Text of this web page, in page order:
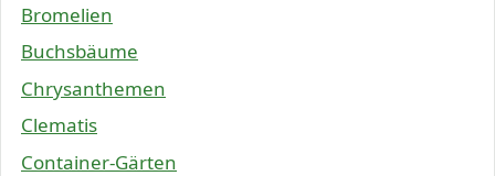
Bromelien
Buchsbäume
Chrysanthemen
Clematis
Container-Gärten